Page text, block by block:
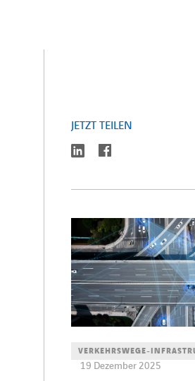
JETZT TEILEN
linkedin
VERKEHRSWEGE-
19 Dezember 2025